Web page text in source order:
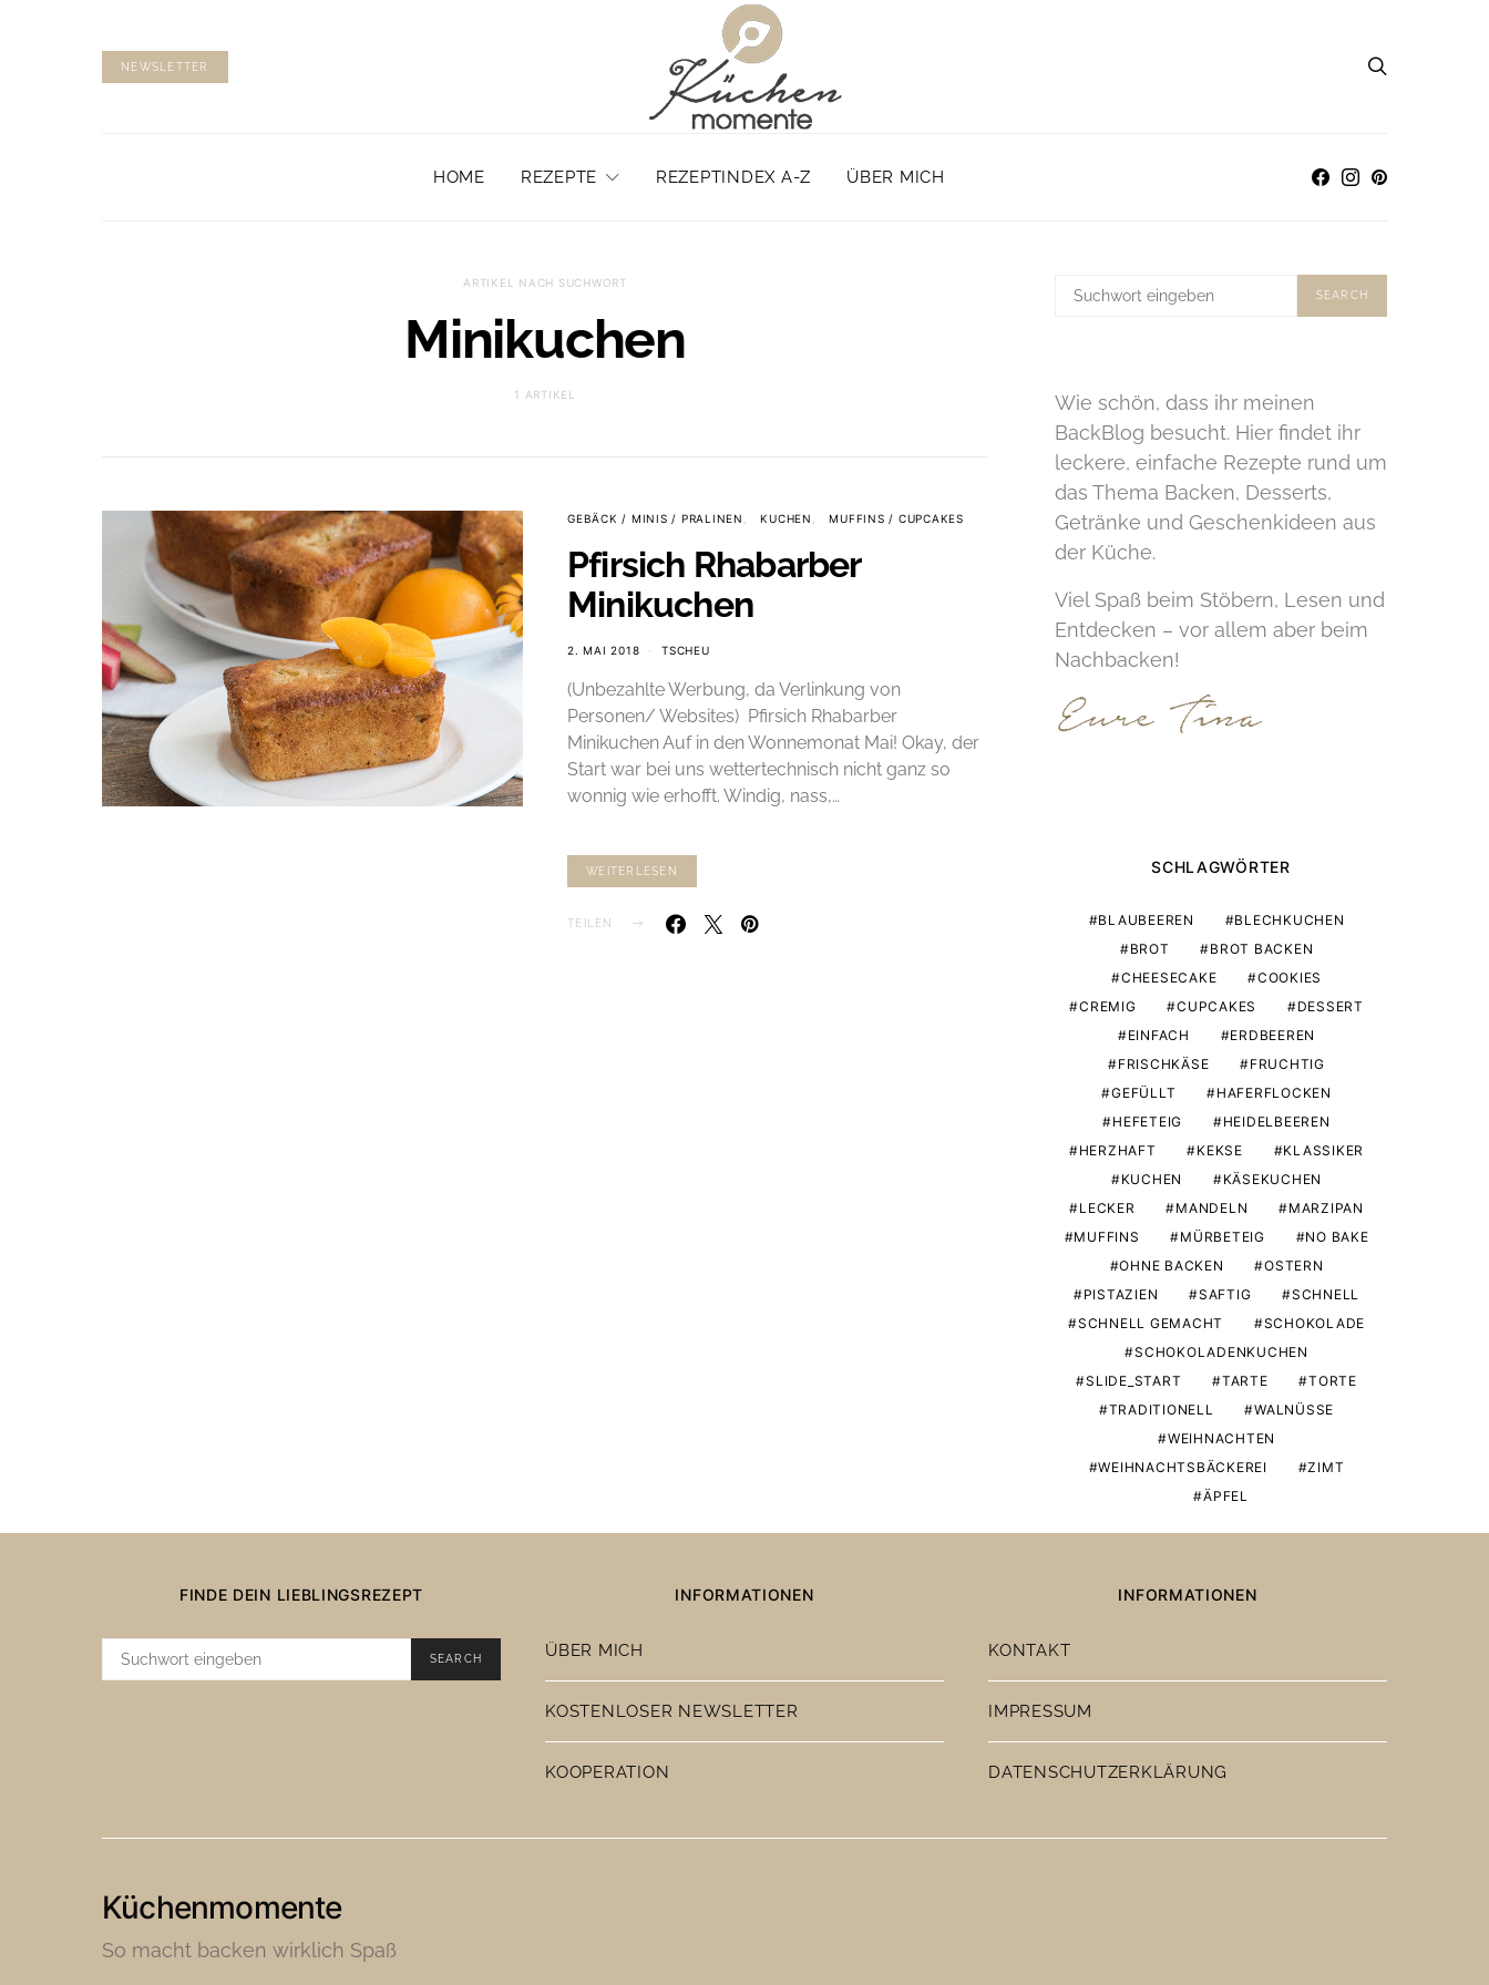
NEWSLETTER
HOME REZEPTE REZEPTINDEX A-Z ÜBER MICH
ARTIKEL NACH SUCHWORT
Minikuchen
1 ARTIKEL
GEBÄCK / MINIS / PRALINEN KUCHEN MUFFINS / CUPCAKES
Pfirsich Rhabarber
Minikuchen
2. MAI 2018 TSCHEU
(Unbezahlte Werbung, da Verlinkung von
Personen/ Websites) Pfirsich Rhabarber
Minikuchen Auf in den Wonnemonat Mai! Okay, der
Start war bei uns wettertechnisch nicht ganz so
wonnig wie erhofft. Windig, nass,…
WEITERLESEN
TEILEN
SUCHE
SEARCH
Wie schön, dass ihr meinen
BackBlog besucht. Hier findet ihr
leckere, einfache Rezepte rund um
das Thema Backen, Desserts,
Getränke und Geschenkideen aus
der Küche.
Viel Spaß beim Stöbern, Lesen und
Entdecken – vor allem aber beim
Nachbacken!
SCHLAGWÖRTER
BLAUBEEREN
BLECHKUCHEN
BROT
BROT BACKEN
CHEESECAKE
COOKIES
CREMIG
CUPCAKES
DESSERT
EINFACH
ERDBEEREN
FRISCHKÄSE
FRUCHTIG
GEFÜLLT
HAFERFLOCKEN
HEFETEIG
HEIDELBEEREN
HERZHAFT
KEKSE
KLASSIKER
KUCHEN
KÄSEKUCHEN
LECKER
MANDELN
MARZIPAN
MUFFINS
MÜRBETEIG
NO BAKE
OHNE BACKEN
OSTERN
PISTAZIEN
SAFTIG
SCHNELL
SCHNELL GEMACHT
SCHOKOLADE
SCHOKOLADENKUCHEN
SLIDE_START
TARTE
TORTE
TRADITIONELL
WALNÜSSE
WEIHNACHTEN
WEIHNACHTSBÄCKEREI
ZIMT
ÄPFEL
FINDE DEIN LIEBLINGSREZEPT
SUCHE
NACH:
SEARCH
INFORMATIONEN
ÜBER MICH
KOSTENLOSER NEWSLETTER
KOOPERATION
INFORMATIONEN
KONTAKT
IMPRESSUM
DATENSCHUTZERKLÄRUNG
Küchenmomente
So macht backen wirklich Spaß